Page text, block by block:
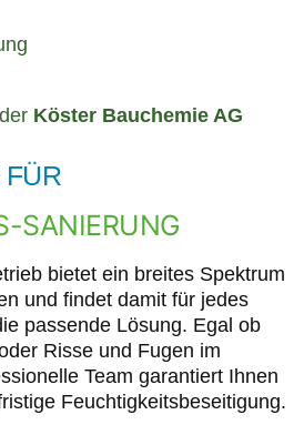
Köster Bauchemie AG
SANIERUNG
bietet ein breites Spektrum
und findet damit für jedes
passende Lösung. Egal ob
Risse und Fugen im
Team garantiert Ihnen
Feuchtigkeitsbeseitigung.